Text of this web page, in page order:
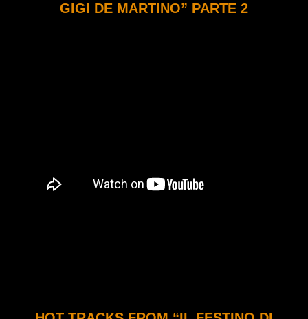
GIGI DE MARTINO” PARTE 2